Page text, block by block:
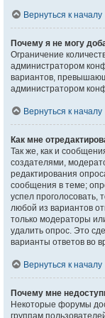
Вернуться к началу
Почему я не могу
Ограничение
администратором
вариантов,
администратором
Вернуться к началу
Как мне
Так же, как и
создателями,
редактирования
сообщения в теме;
успел проголосовать,
любой из вариантов
только модераторы
удалить опрос. Это
варианты ответов во
Вернуться к началу
Почему мне
Некоторые форумы
группам